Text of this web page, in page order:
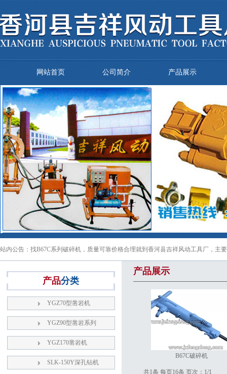
网站首页 公司简介 产品展示
站内公告：找B67C系列破碎机，质量可靠价格合理就到香河县吉祥风动工具厂，
产品展示
B67C破碎机
共1条 每页16条 页次：1/1
产品分类
YGZ70型凿岩机
YGZ90型凿岩系列
YGZ170凿岩机
SLK-150Y深孔钻机